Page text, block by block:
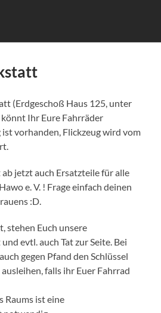
(Erdgeschoß Haus 125, unter
Ihr Eure Fahrräder
vorhanden, Flickzeug wird vom
ab jetzt auch Ersatzteile für alle
e. V. ! Frage einfach deinen
:D.
stehen Euch unsere
evtl. auch Tat zur Seite. Bei
gegen Pfand den Schlüssel
falls ihr Euer Fahrrad
Raums ist eine